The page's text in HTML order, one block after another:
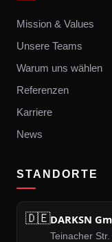
Mission & Values
Unsere Teams
Warum uns wählen
Referenzen
Karriere
News
STANDORTE
🇩🇪DARKSN
Teinacher